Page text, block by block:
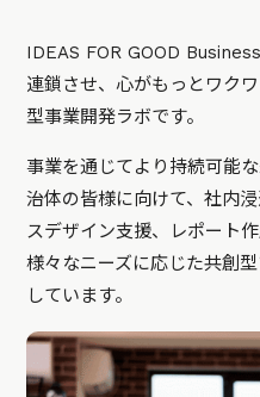
IDEAS FOR GOOD
連鎖させ、心がもっとワク
型事業開発ラボです。
事業を通じてより持続可能
治体の皆様に向けて、社内
スデザイン支援、レポート
様々なニーズに応じた共創
しています。